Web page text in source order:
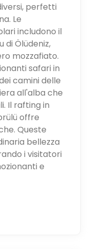
perfetti
Le
includono il
di Ölüdeniz,
mozzafiato.
safari in
camini delle
all'alba che
Il rafting in
offre
Queste
bellezza
i visitatori
e